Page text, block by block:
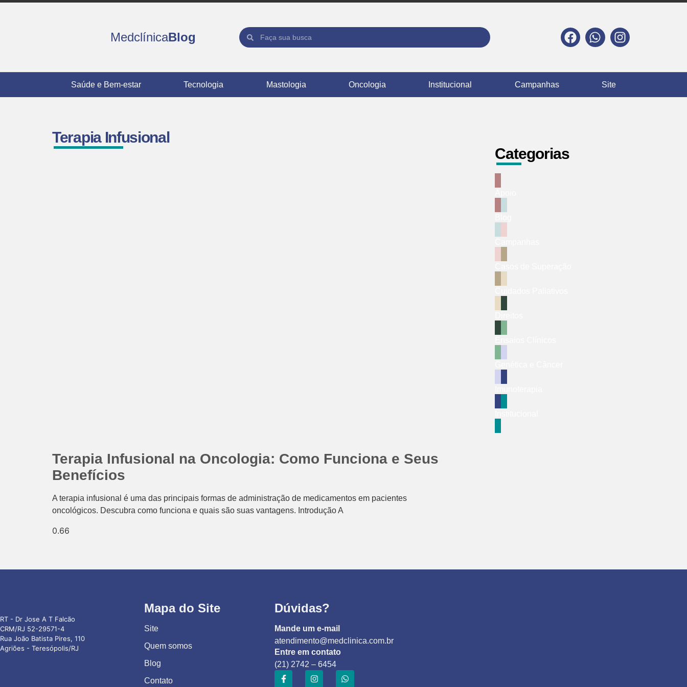
MedclínicaBlog
Saúde e Bem-estar Tecnologia Mastologia Oncologia Institucional Campanhas Site
Terapia Infusional
Terapia Infusional na Oncologia: Como Funciona e Seus
Benefícios
A terapia infusional é uma das principais formas de administração de medicamentos em pacientes
oncológicos. Descubra como funciona e quais são suas vantagens. Introdução A
Categorias
RT - Dr Jose A T Falcão
CRM/RJ 52-29571-4
Rua João Batista Pires, 110
Agriões - Teresópolis/RJ
Mapa do Site
Site
Quem somos
Blog
Contato
Dúvidas?
Mande um e-mail
atendimento@medclinica.com.br
Entre em contato
(21) 2742 – 6454